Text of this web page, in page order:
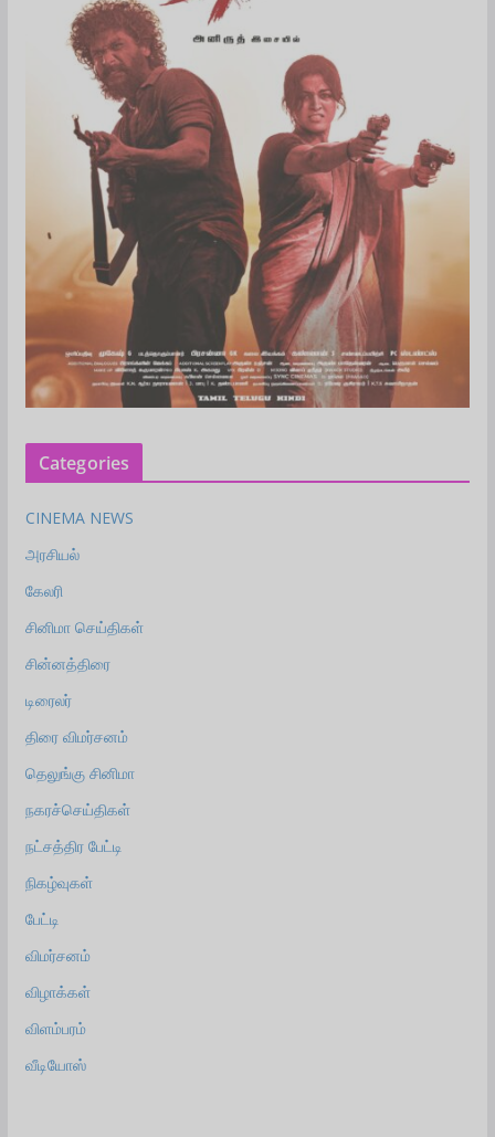
Categories
CINEMA NEWS
அரசியல்
கேலரி
சினிமா செய்திகள்
சின்னத்திரை
டிரைலர்
திரை விமர்சனம்
தெலுங்கு சினிமா
நகரச்செய்திகள்
நட்சத்திர பேட்டி
நிகழ்வுகள்
பேட்டி
விமர்சனம்
விழாக்கள்
விளம்பரம்
வீடியோஸ்